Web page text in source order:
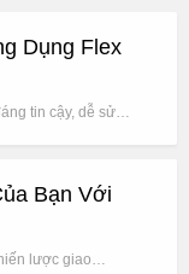
Dụng Flex
tin cậy, dễ sử…
Bạn Với
lược giao…